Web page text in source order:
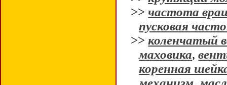
>>частота
пусковая
>>коленчатый
маховика,
коренная